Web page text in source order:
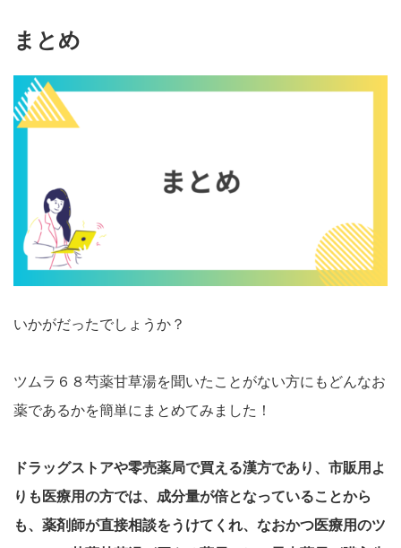
まとめ
いかがだったでしょうか？
ツムラ６８芍薬甘草湯を聞いたことがない方にもどんなお
薬であるかを簡単にまとめてみました！
ドラッグストアや零売薬局で買える漢方であり、市販用よ
りも医療用の方では、成分量が倍となっていることから
も、薬剤師が直接相談をうけてくれ、なおかつ医療用のツ